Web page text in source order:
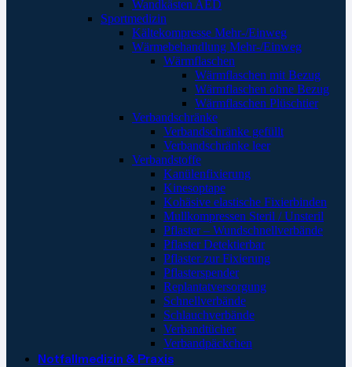
Wandkästen AED
Sportmedizin
Kältekompresse Mehr-/Einweg
Wärmebehandlung Mehr-/Einweg
Wärmflaschen
Wärmflaschen mit Bezug
Wärmflaschen ohne Bezug
Wärmflaschen Plüschtier
Verbandschränke
Verbandschränke gefüllt
Verbandschränke leer
Verbandstoffe
Kanülenfixierung
Kinesoptape
Kohäsive elastische Fixierbinden
Mullkompressen Steril / Unsteril
Pflaster – Wundschnellverbände
Pflaster Detektierbar
Pflaster zur Fixierung
Pflasterspender
Replantatversorgung
Schnellverbände
Schlauchverbände
Verbandtücher
Verbandpäckchen
Notfallmedizin & Praxis